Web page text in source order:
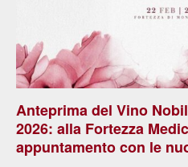
Anteprima del Vino
2026: alla Fortezza
appuntamento con le